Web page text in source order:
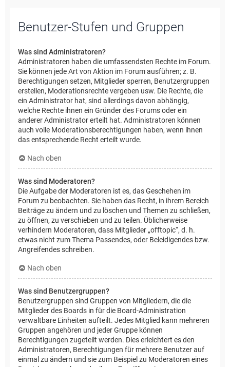
Benutzer-Stufen und Gruppen
Was sind Administratoren?
Administratoren haben die umfassendsten Rechte im Forum.
Sie können jede Art von Aktion im Forum ausführen; z. B.
Berechtigungen setzen, Mitglieder sperren, Benutzergruppen
erstellen, Moderationsrechte vergeben usw. Die Rechte, die
ein Administrator hat, sind allerdings davon abhängig,
welche Rechte ihnen ein Gründer des Forums oder ein
anderer Administrator erteilt hat. Administratoren können
auch volle Moderationsberechtigungen haben, wenn ihnen
das entsprechende Recht erteilt wurde.
Nach oben
Was sind Moderatoren?
Die Aufgabe der Moderatoren ist es, das Geschehen im
Forum zu beobachten. Sie haben das Recht, in ihrem Bereich
Beiträge zu ändern und zu löschen und Themen zu schließen,
zu öffnen, zu verschieben und zu teilen. Üblicherweise
verhindern Moderatoren, dass Mitglieder „offtopic“, d. h.
etwas nicht zum Thema Passendes, oder Beleidigendes bzw.
Angreifendes schreiben.
Nach oben
Was sind Benutzergruppen?
Benutzergruppen sind Gruppen von Mitgliedern, die die
Mitglieder des Boards in für die Board-Administration
verwaltbare Einheiten aufteilt. Jedes Mitglied kann mehreren
Gruppen angehören und jeder Gruppe können
Berechtigungen zugeteilt werden. Dies erleichtert es den
Administratoren, Berechtigungen für mehrere Benutzer auf
einmal zu ändern und sie zum Beispiel zu Moderatoren eines